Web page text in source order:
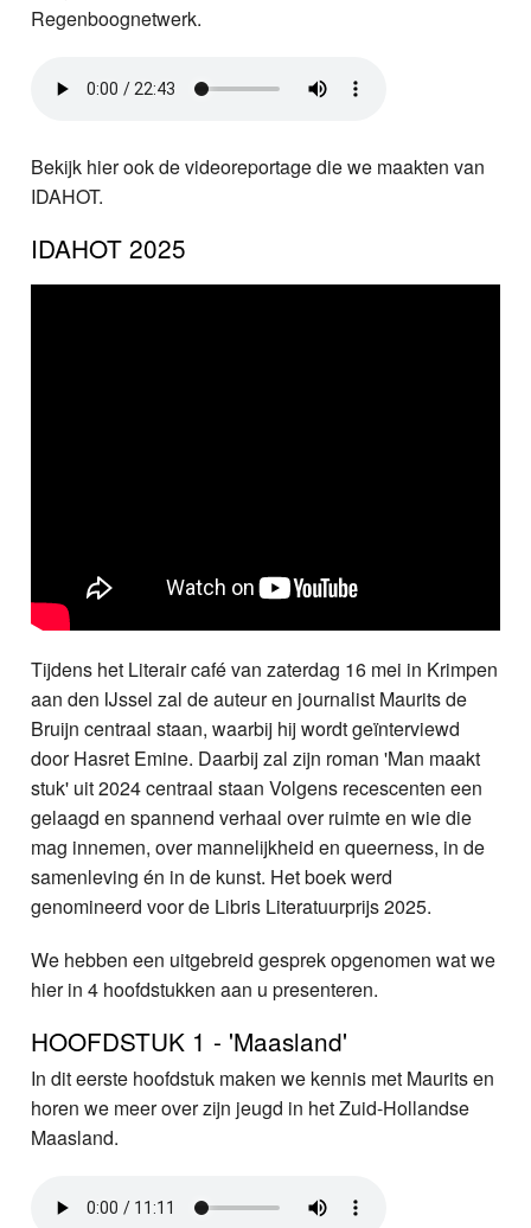
Regenboognetwerk.
Bekijk hier ook de videoreportage die we maakten van
IDAHOT.
IDAHOT 2025
Tijdens het Literair café van zaterdag 16 mei in Krimpen
aan den IJssel zal de auteur en journalist Maurits de
Bruijn centraal staan, waarbij hij wordt geïnterviewd
door Hasret Emine. Daarbij zal zijn roman 'Man maakt
stuk' uit 2024 centraal staan Volgens recescenten een
gelaagd en spannend verhaal over ruimte en wie die
mag innemen, over mannelijkheid en queerness, in de
samenleving én in de kunst. Het boek werd
genomineerd voor de Libris Literatuurprijs 2025.
We hebben een uitgebreid gesprek opgenomen wat we
hier in 4 hoofdstukken aan u presenteren.
HOOFDSTUK 1 - 'Maasland'
In dit eerste hoofdstuk maken we kennis met Maurits en
horen we meer over zijn jeugd in het Zuid-Hollandse
Maasland.